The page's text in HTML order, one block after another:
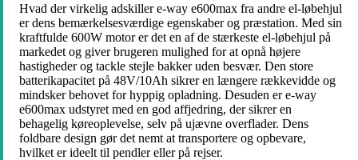
Hvad der virkelig adskiller e-way e600max fra andre el-løbehjul
er dens bemærkelsesværdige egenskaber og præstation. Med sin
kraftfulde 600W motor er det en af de stærkeste el-løbehjul på
markedet og giver brugeren mulighed for at opnå højere
hastigheder og tackle stejle bakker uden besvær. Den store
batterikapacitet på 48V/10Ah sikrer en længere rækkevidde og
mindsker behovet for hyppig opladning. Desuden er e-way
e600max udstyret med en god affjedring, der sikrer en
behagelig køreoplevelse, selv på ujævne overflader. Dens
foldbare design gør det nemt at transportere og opbevare,
hvilket er ideelt til pendler eller på rejser.